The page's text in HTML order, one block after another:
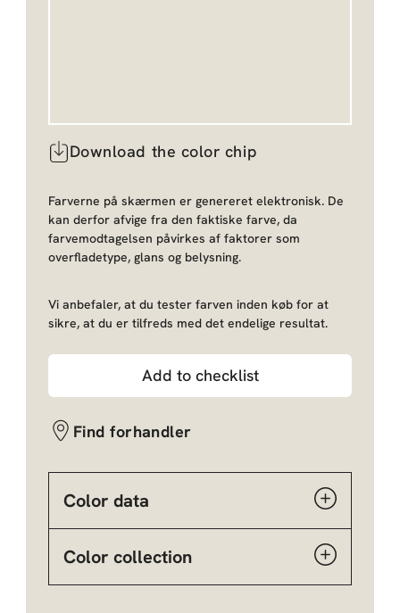
Download the color chip
Farverne på skærmen er genereret elektronisk. De
kan derfor afvige fra den faktiske farve, da
farvemodtagelsen påvirkes af faktorer som
overfladetype, glans og belysning.
Vi anbefaler, at du tester farven inden køb for at
sikre, at du er tilfreds med det endelige resultat.
Add to checklist
Find forhandler
Color data
Color collection